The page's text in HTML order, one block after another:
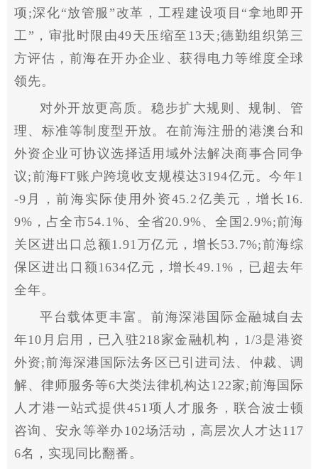
项;深化“放管服”改革，工程建设项目“拿地即开
工”，审批时限由49天压缩至13天;德勤组织第三
方评估，前海在开办企业、获得电力等维度全球
领先。
对外开放更高质。稳步扩大规则、规制、管
理、标准等制度型开放。在前海注册的港澳台和
外资企业可协议选择适用域外法解决商事合同争
议;前海FT账户跨境收支规模达3194亿元。今年1
-9月，前海实际使用外资45.2亿美元，增长16.
9%，占全市54.1%、全省20.9%、全国2.9%;前海
关区进出口总额1.91万亿元，增长53.7%;前海综
保区进出口额1634亿元，增长49.1%，已超去年
全年。
平台载体更丰富。前海深港国际金融城自去
年10月启用，已入驻218家金融机构，1/3是港资
外资;前海深港国际法务区已引进司法、仲裁、调
解、律师服务等6大类法律机构达122家;前海国际
人才港一站式提供451项人才服务，联合波士顿
咨询、安永等举办102场活动，高层次人才达117
6名，实现同比翻番。